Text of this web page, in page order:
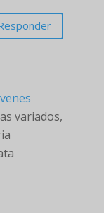
variados,